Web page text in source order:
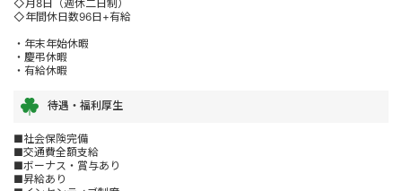
◇月8日（週休二日制）
◇年間休日数96日+有給
・年末年始休暇
・慶弔休暇
・有給休暇
待遇・福利厚生
■社会保険完備
■交通費全額支給
■ボーナス・賞与あり
■昇給あり